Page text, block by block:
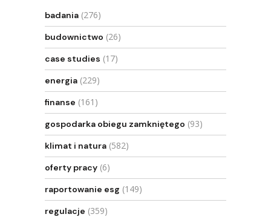
badania (276)
budownictwo (26)
case studies (17)
energia (229)
finanse (161)
gospodarka obiegu zamkniętego (93)
klimat i natura (582)
oferty pracy (6)
raportowanie esg (149)
regulacje (359)